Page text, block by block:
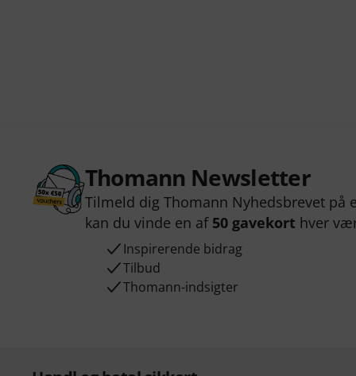
Thomann Newsletter
Tilmeld dig Thomann Nyhedsbrevet på
kan du vinde en af 50 gavekort hver
Inspirerende bidrag
Tilbud
Thomann-indsigter